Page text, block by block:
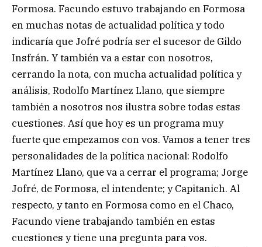
Formosa. Facundo estuvo trabajando en Formosa
en muchas notas de actualidad política y todo
indicaría que Jofré podría ser el sucesor de Gildo
Insfrán. Y también va a estar con nosotros,
cerrando la nota, con mucha actualidad política y
análisis, Rodolfo Martínez Llano, que siempre
también a nosotros nos ilustra sobre todas estas
cuestiones. Así que hoy es un programa muy
fuerte que empezamos con vos. Vamos a tener tres
personalidades de la política nacional: Rodolfo
Martínez Llano, que va a cerrar el programa; Jorge
Jofré, de Formosa, el intendente; y Capitanich. Al
respecto, y tanto en Formosa como en el Chaco,
Facundo viene trabajando también en estas
cuestiones y tiene una pregunta para vos.